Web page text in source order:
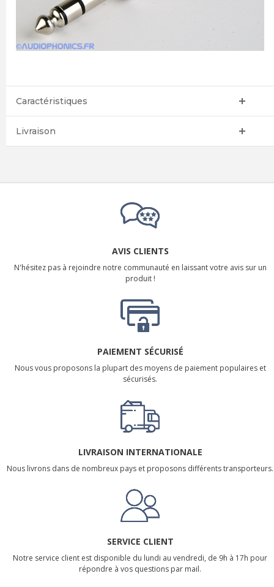
Caractéristiques
Livraison
AVIS CLIENTS
N'hésitez pas à rejoindre notre communauté en laissant votre avis sur un
produit !
PAIEMENT SÉCURISÉ
Nous vous proposons la plupart des moyens de paiement populaires et
sécurisés.
LIVRAISON INTERNATIONALE
Nous livrons dans de nombreux pays et proposons différents transporteurs.
SERVICE CLIENT
Notre service client est disponible du lundi au vendredi, de 9h à 17h pour
répondre à vos questions par mail.